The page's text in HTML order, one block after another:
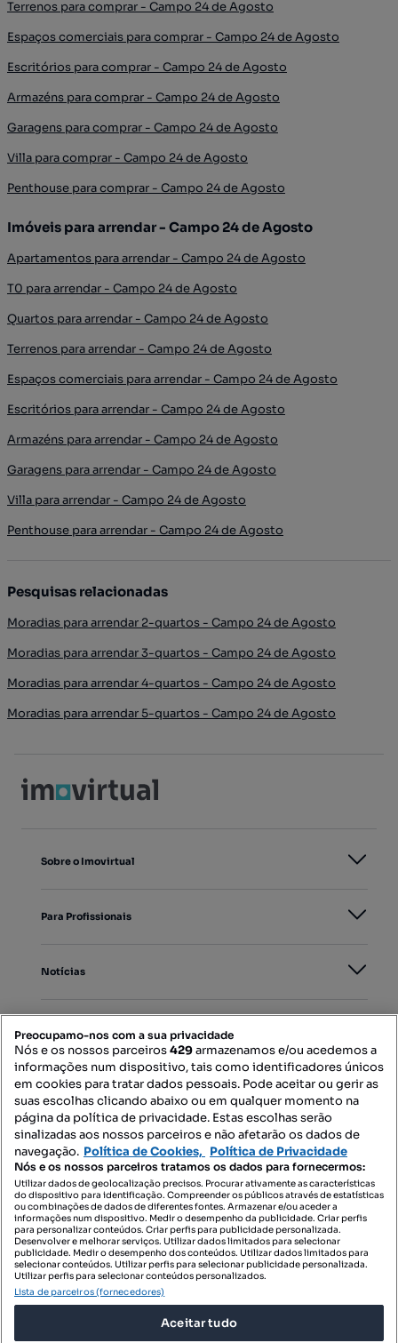
Terrenos para comprar - Campo 24 de Agosto
Espaços comerciais para comprar - Campo 24 de Agosto
Escritórios para comprar - Campo 24 de Agosto
Armazéns para comprar - Campo 24 de Agosto
Garagens para comprar - Campo 24 de Agosto
Villa para comprar - Campo 24 de Agosto
Penthouse para comprar - Campo 24 de Agosto
Imóveis para arrendar - Campo 24 de Agosto
Apartamentos para arrendar - Campo 24 de Agosto
T0 para arrendar - Campo 24 de Agosto
Quartos para arrendar - Campo 24 de Agosto
Terrenos para arrendar - Campo 24 de Agosto
Espaços comerciais para arrendar - Campo 24 de Agosto
Escritórios para arrendar - Campo 24 de Agosto
Armazéns para arrendar - Campo 24 de Agosto
Garagens para arrendar - Campo 24 de Agosto
Villa para arrendar - Campo 24 de Agosto
Penthouse para arrendar - Campo 24 de Agosto
Pesquisas relacionadas
Moradias para arrendar 2-quartos - Campo 24 de Agosto
Moradias para arrendar 3-quartos - Campo 24 de Agosto
Moradias para arrendar 4-quartos - Campo 24 de Agosto
Moradias para arrendar 5-quartos - Campo 24 de Agosto
Sobre o Imovirtual
Para Profissionais
Notícias
Mapa do Site
Contacte-nos
SIGA-NOS:
DESCARREGAR NA:
Preocupamo-nos com a sua privacidade
Nós e os nossos parceiros429armazenamos e/ou acedemos a
informações num dispositivo, tais como identificadores únicos
em cookies para tratar dados pessoais. Pode aceitar ou gerir as
suas escolhas clicando abaixo ou em qualquer momento na
página da política de privacidade. Estas escolhas serão
sinalizadas aos nossos parceiros e não afetarão os dados de
navegação. Política de Cookies, Política de Privacidade
Nós e os nossos parceiros tratamos os dados para fornecermos:
Utilizar dados de geolocalização precisos. Procurar ativamente as características
do dispositivo para identificação. Compreender os públicos através de estatísticas
ou combinações de dados de diferentes fontes. Armazenar e/ou aceder a
informações num dispositivo. Medir o desempenho da publicidade. Criar perfis
para personalizar conteúdos. Criar perfis para publicidade personalizada.
Desenvolver e melhorar serviços. Utilizar dados limitados para selecionar
publicidade. Medir o desempenho dos conteúdos. Utilizar dados limitados para
selecionar conteúdos. Utilizar perfis para selecionar publicidade personalizada.
Utilizar perfis para selecionar conteúdos personalizados.
Lista de parceiros (fornecedores)
Aceitar tudo